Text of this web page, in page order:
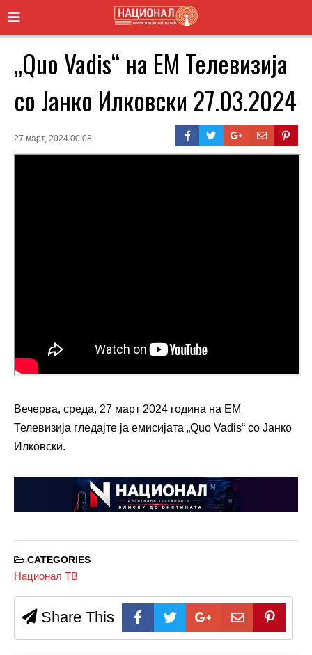
„Quo Vadis“ на ЕМ Телевизија
со Јанко Илковски 27.03.2024
27 март, 2024 00:08
Вечерва, среда, 27 март 2024 година на ЕМ
Телевизија гледајте ја емисијата „Quo Vadis“ со Јанко
Илковски.
CATEGORIES
Национал ТВ
Share This